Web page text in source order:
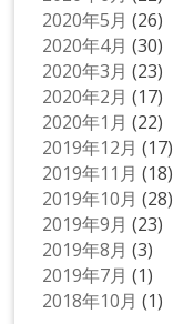
2020年5月 (26)
2020年4月 (30)
2020年3月 (23)
2020年2月 (17)
2020年1月 (22)
2019年12月 (17)
2019年11月 (18)
2019年10月 (28)
2019年9月 (23)
2019年8月 (3)
2019年7月 (1)
2018年10月 (1)